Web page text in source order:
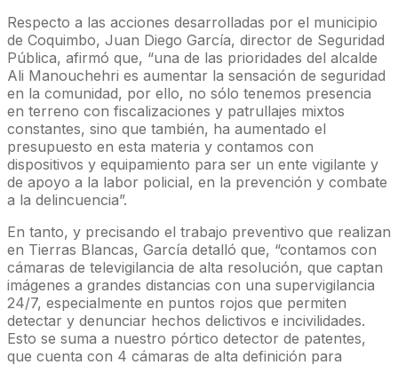
Respecto a las acciones desarrolladas por el municipio
de Coquimbo, Juan Diego García, director de Seguridad
Pública, afirmó que, “una de las prioridades del alcalde
Ali Manouchehri es aumentar la sensación de seguridad
en la comunidad, por ello, no sólo tenemos presencia
en terreno con fiscalizaciones y patrullajes mixtos
constantes, sino que también, ha aumentado el
presupuesto en esta materia y contamos con
dispositivos y equipamiento para ser un ente vigilante y
de apoyo a la labor policial, en la prevención y combate
a la delincuencia”.
En tanto, y precisando el trabajo preventivo que realizan
en Tierras Blancas, García detalló que, “contamos con
cámaras de televigilancia de alta resolución, que captan
imágenes a grandes distancias con una supervigilancia
24/7, especialmente en puntos rojos que permiten
detectar y denunciar hechos delictivos e incivilidades.
Esto se suma a nuestro pórtico detector de patentes,
que cuenta con 4 cámaras de alta definición para